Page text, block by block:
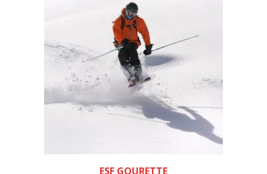
ESF GOURETTE